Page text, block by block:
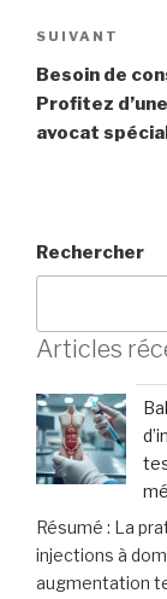
Article
suivant
SUIVANT
Besoin de
Profitez
avocat
Rechercher
Articles
Résumé : La
injections à
augmentation